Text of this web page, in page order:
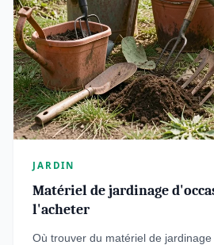
JARDIN
Matériel de jardinage
l'acheter
Où trouver du matériel de